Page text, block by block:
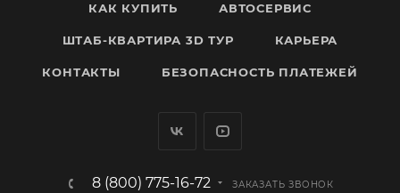
КАК КУПИТЬ АВТОСЕРВИС
ШТАБ-КВАРТИРА 3D ТУР КАРЬЕРА
КОНТАКТЫ БЕЗОПАСНОСТЬ ПЛАТЕЖЕЙ
8 (800) 775-16-72 ЗАКАЗАТЬ ЗВОНОК